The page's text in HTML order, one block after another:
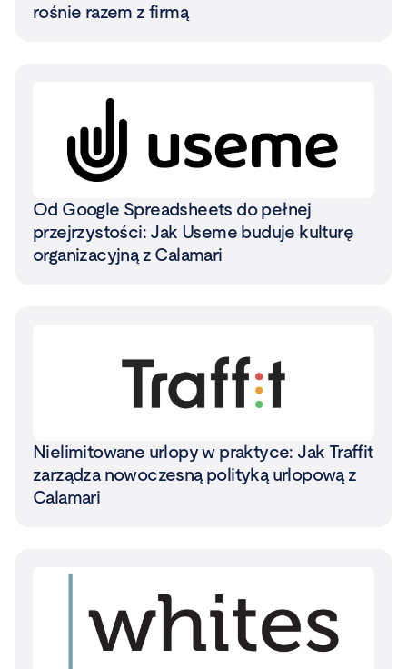
rośnie razem z firmą
Od Google Spreadsheets do pełnej
przejrzystości: Jak Useme buduje kulturę
organizacyjną z Calamari
Nielimitowane urlopy w praktyce: Jak Traffit
zarządza nowoczesną polityką urlopową z
Calamari